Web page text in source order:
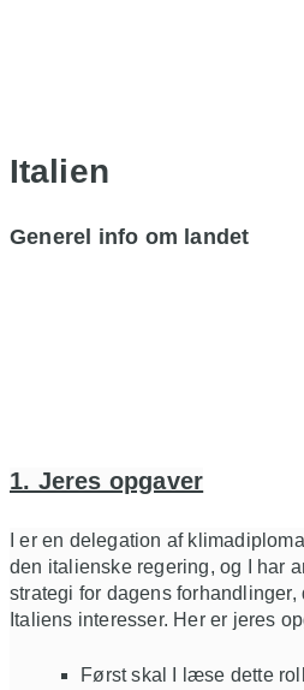
Italien
Generel info om landet
1. Jeres opgaver
I er en delegation af
den italienske regering, og I har
strategi for dagens forhandlinger,
Italiens interesser. Her er jeres
Først skal I læse dette